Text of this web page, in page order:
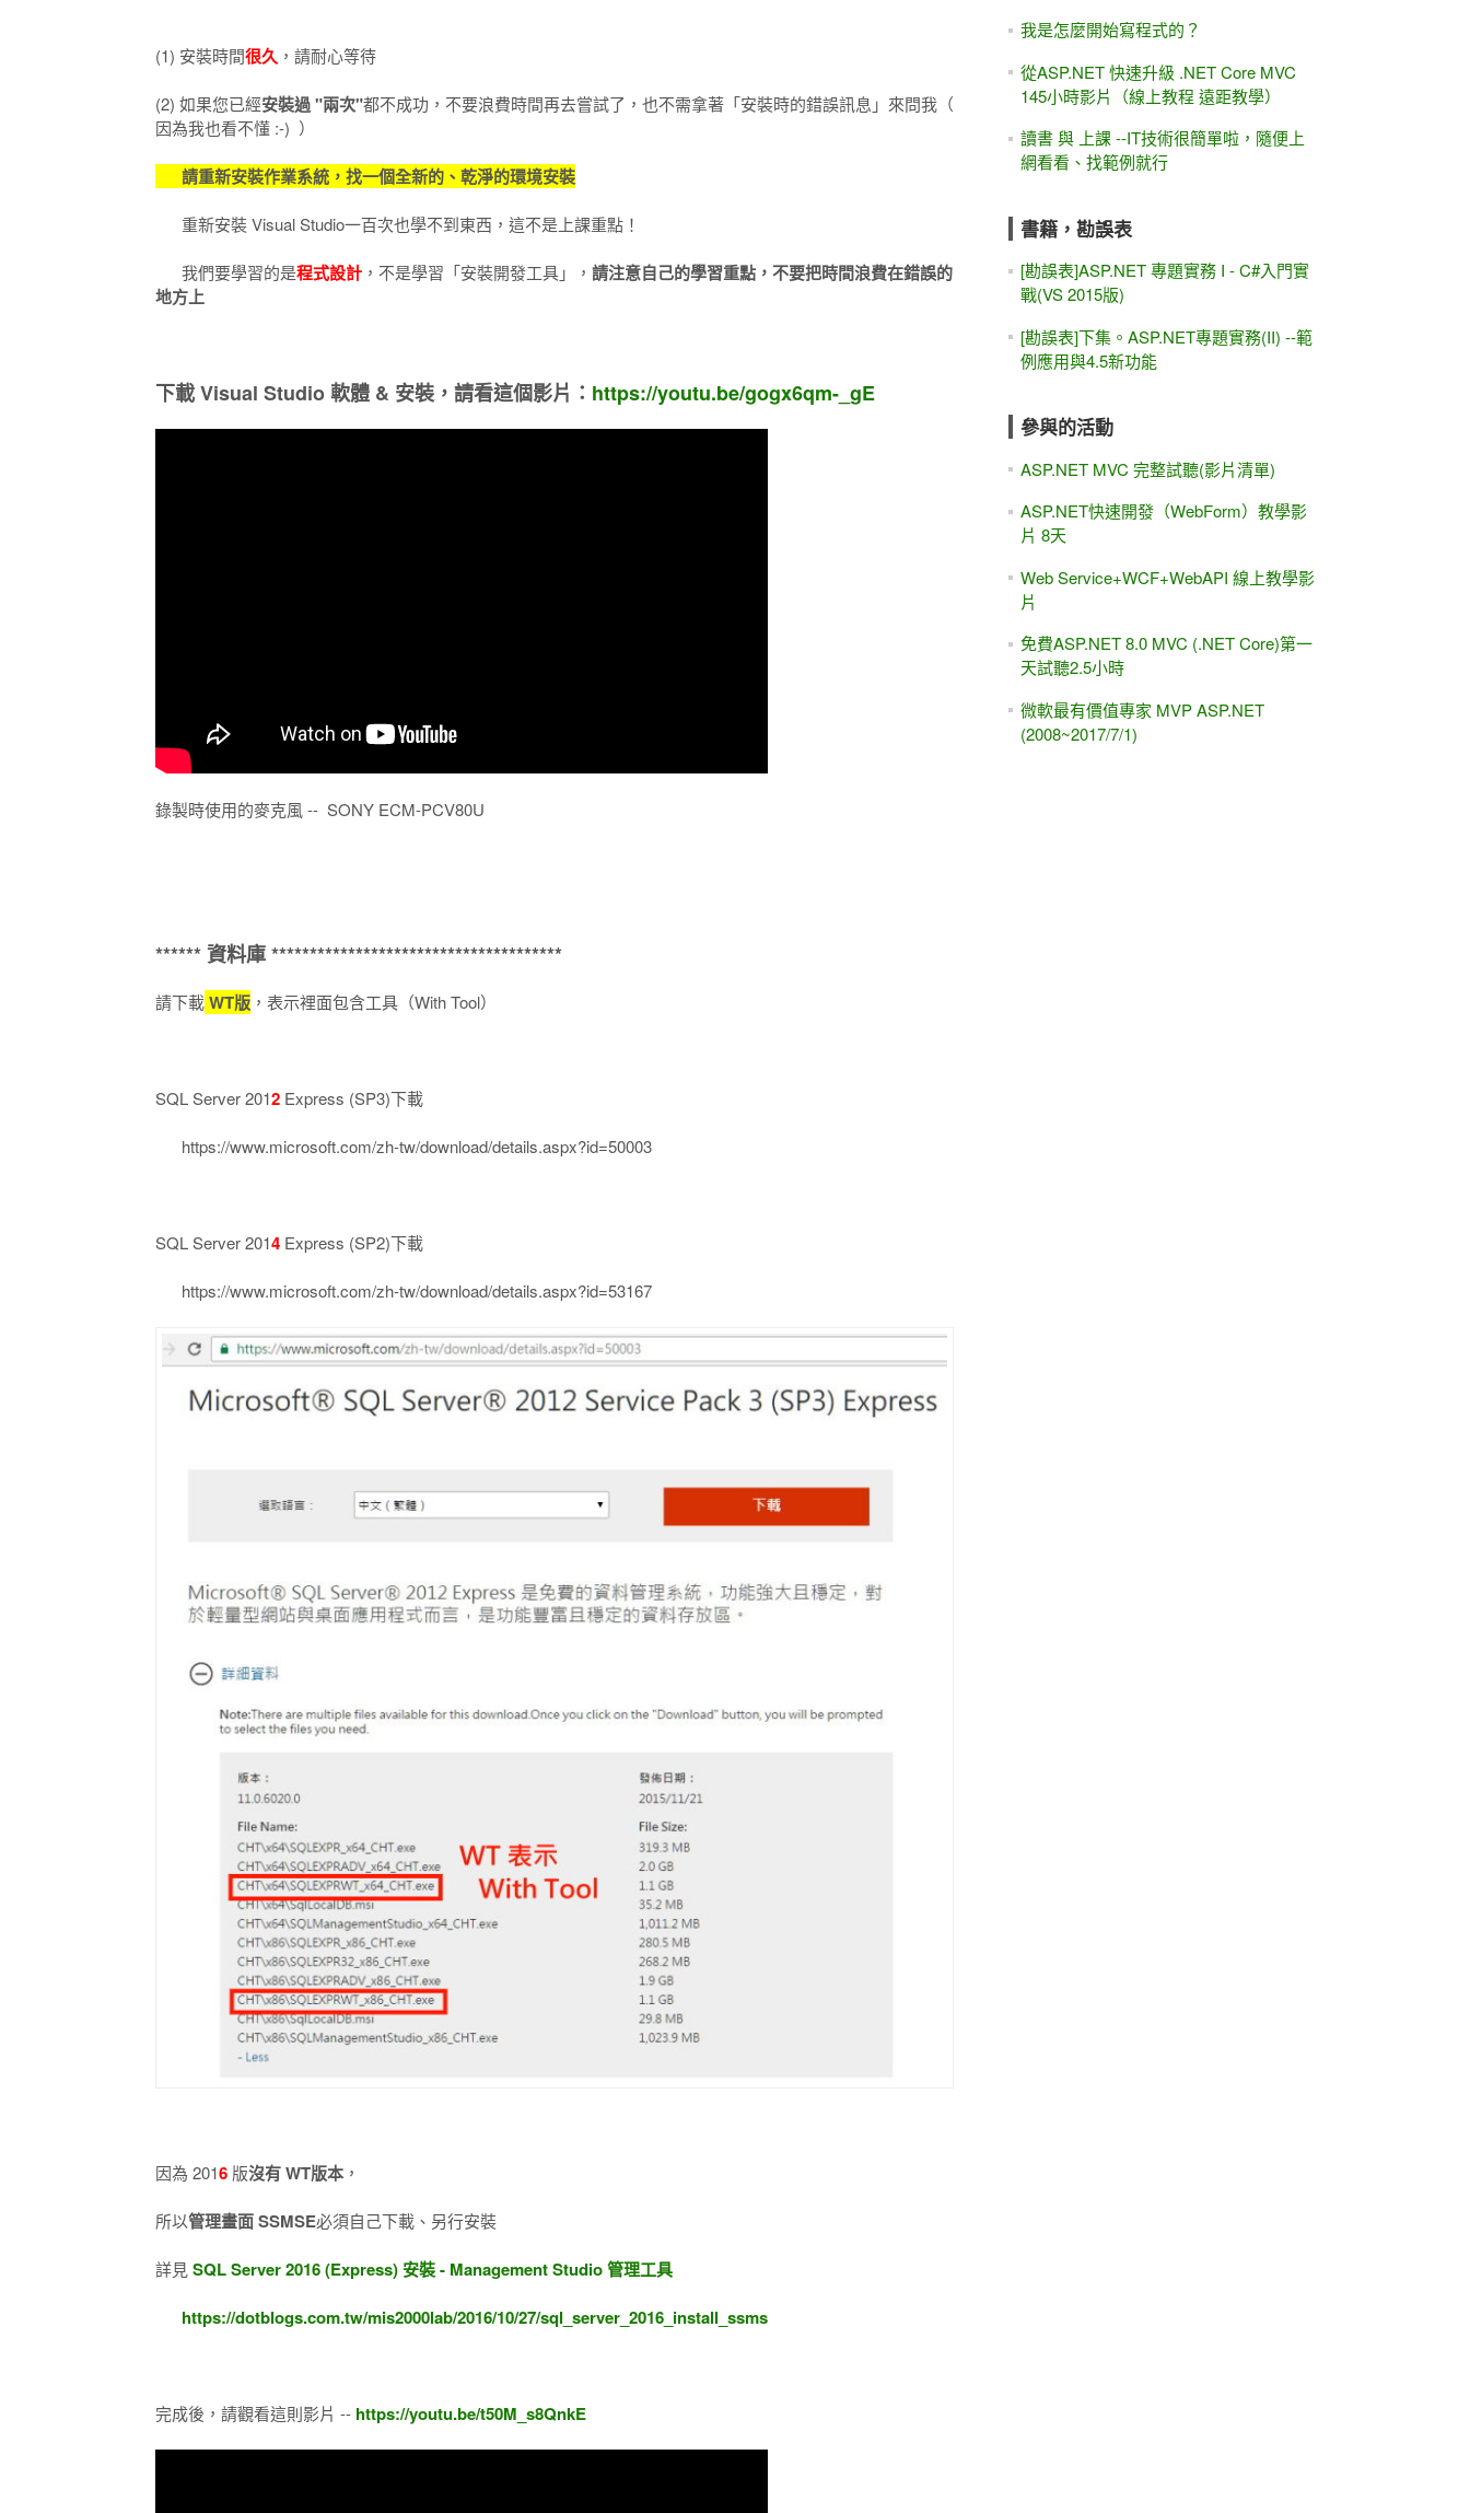
(1) 安裝時間很久 ，請耐心等待
(2) 如果您已經安裝過 "兩次"都不成功，不要浪費時間再去嘗試了，也不需拿著「安裝時的錯誤訊息」來問我（
因為我也看不懂 :-) ）
請重新安裝作業系統，找一個全新的、乾淨的環境安裝
重新安裝 Visual Studio一百次也學不到東西，這不是上課重點！
我們要學習的是程式設計 ，不是學習「安裝開發工具」， 請注意自己的學習重點，不要把時間浪費在錯誤的
地方上
下載 Visual Studio 軟體 & 安裝，請看這個影片： https://youtu.be/gogx6qm-_gE
錄製時使用的麥克風 -- SONY ECM-PCV80U
****** 資料庫 **************************************
請下載WT版 ，表示裡面包含工具（With Tool）
SQL Server 2012 Express (SP3)下載
https://www.microsoft.com/zh-tw/download/details.aspx?id=50003
SQL Server 2014 Express (SP2)下載
https://www.microsoft.com/zh-tw/download/details.aspx?id=53167
因為 2016 版沒有 WT版本 ，
所以管理畫面 SSMSE必須自己下載、另行安裝
詳見SQL Server 2016 (Express) 安裝 - Management Studio 管理工具
https://dotblogs.com.tw/mis2000lab/2016/10/27/sql_server_2016_install_ssms
完成後，請觀看這則影片 -- https://youtu.be/t50M_s8QnkE
我是怎麼開始寫程式的？
從ASP.NET 快速升級 .NET Core MVC
145小時影片（線上教程 遠距教學）
讀書 與 上課 --IT技術很簡單啦，隨便上
網看看、找範例就行
書籍，勘誤表
[勘誤表]ASP.NET 專題實務 I - C#入門實
戰(VS 2015版)
[勘誤表]下集。ASP.NET專題實務(II) --範
例應用與4.5新功能
參與的活動
ASP.NET MVC 完整試聽(影片清單)
ASP.NET快速開發（WebForm）教學影
片 8天
Web Service+WCF+WebAPI 線上教學影
片
免費ASP.NET 8.0 MVC (.NET Core)第一
天試聽2.5小時
微軟最有價值專家 MVP ASP.NET
(2008~2017/7/1)